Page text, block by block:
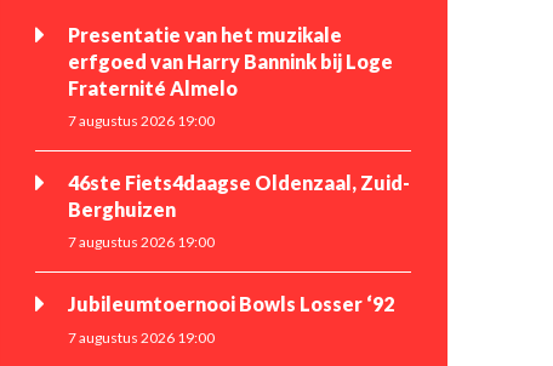
Presentatie van het muzikale
erfgoed van Harry Bannink bij Loge
Fraternité Almelo
7 augustus 2026 19:00
46ste Fiets4daagse Oldenzaal, Zuid-
Berghuizen
7 augustus 2026 19:00
Jubileumtoernooi Bowls Losser ‘92
7 augustus 2026 19:00